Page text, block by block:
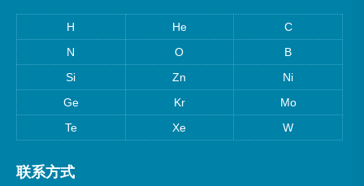
H He
C
N
O
B
Si
Zn
Ni
Ge
Kr
Mo
Te
Xe W
联系方式